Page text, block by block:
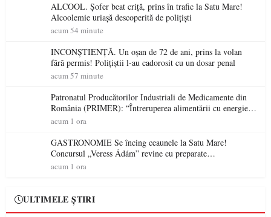
ALCOOL. Șofer beat criță, prins în trafic la Satu Mare!
Alcoolemie uriașă descoperită de polițiști
acum 54 minute
INCONȘTIENȚĂ. Un oșan de 72 de ani, prins la volan
fără permis! Polițiștii l-au cadorosit cu un dosar penal
acum 57 minute
Patronatul Producătorilor Industriali de Medicamente din
România (PRIMER): “Întreruperea alimentării cu energie
electrică a fabricilor de medicamente va pune în pericol
acum 1 ora
GASTRONOMIE Se încing ceaunele la Satu Mare!
Concursul „Veress Ádám” revine cu preparate
spectaculoase, premii și un jurat de renume
acum 1 ora
ULTIMELE ȘTIRI